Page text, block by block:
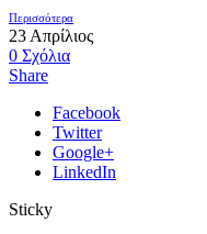
Περισσότερα
23 Απρίλιος
0 Σχόλια
Share
Facebook
Twitter
Google+
LinkedIn
Sticky